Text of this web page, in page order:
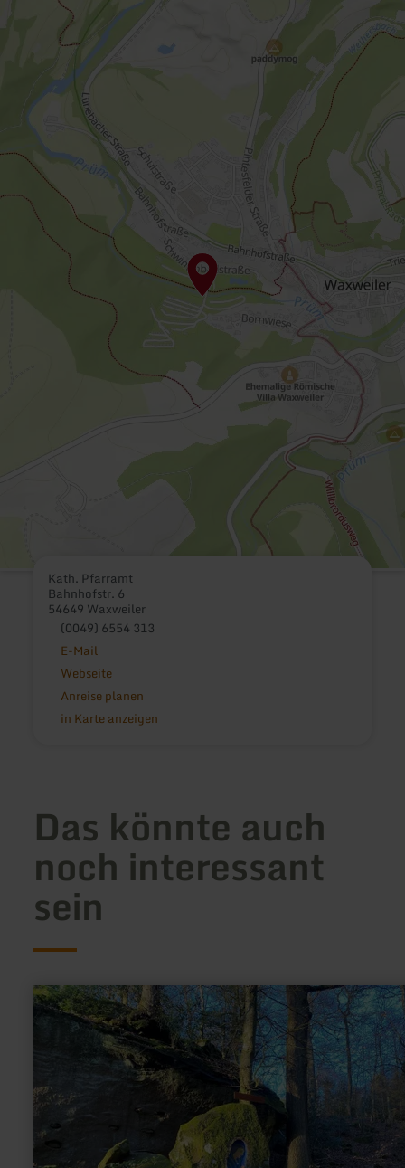
Kath. Pfarramt
Bahnhofstr. 6
54649 Waxweiler
(0049) 6554 313
E-Mail
Webseite
Anreise planen
in Karte anzeigen
Das könnte auch
noch interessant
sein
mehr
erfahren